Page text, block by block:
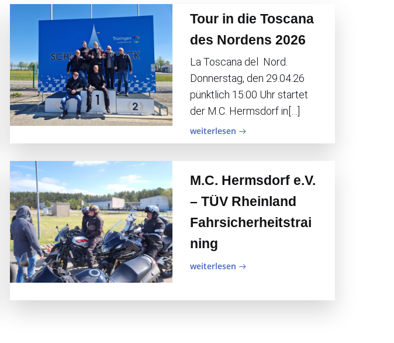
Tour in die Toscana
des Nordens 2026
La Toscana del Nord.
Donnerstag, den 29.04.26
pünktlich 15:00 Uhr startet
der M.C. Hermsdorf in[…]
weiterlesen
M.C. Hermsdorf e.V.
– TÜV Rheinland
Fahrsicherheitstrai
ning
weiterlesen